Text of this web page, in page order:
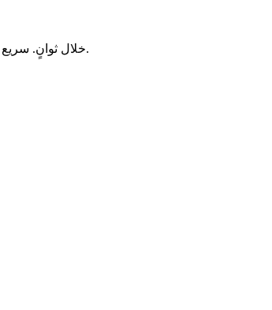
حوّل ملفات MP4 إلى AVI خلال ثوانٍ. سريع وآمن وخاص بالكامل. بلا تسجيل، بلا رسوم، بلا قيود مخفية.